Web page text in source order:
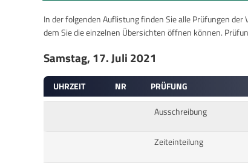
In der folgenden Auflistung finden Sie alle Prüfungen
dem Sie die einzelnen Übersichten öffnen können.
Samstag, 17. Juli 2021
UHRZEIT NR PRÜFUNG
Ausschreibung
Zeiteinteilung